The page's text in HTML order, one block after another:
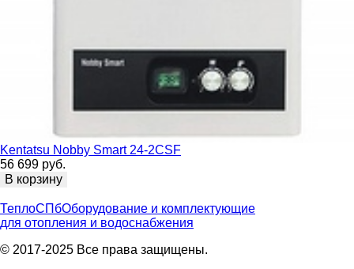
Kentatsu Nobby Smart 24-2CSF
56 699 руб.
В корзину
ТеплоСПбОборудование и комплектующие
для отопления и водоснабжения
© 2017-2025 Все права защищены.